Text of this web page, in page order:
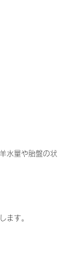
水量や胎盤の状
ます。